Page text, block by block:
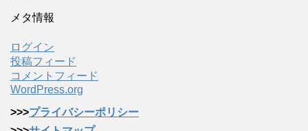
メタ情報
ログイン
投稿フィード
コメントフィード
WordPress.org
>>>プライバシーポリシー